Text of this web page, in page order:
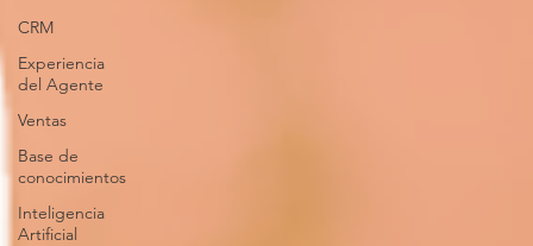
CRM
Experiencia
del Agente
Ventas
Base de
conocimientos
Inteligencia
Artificial